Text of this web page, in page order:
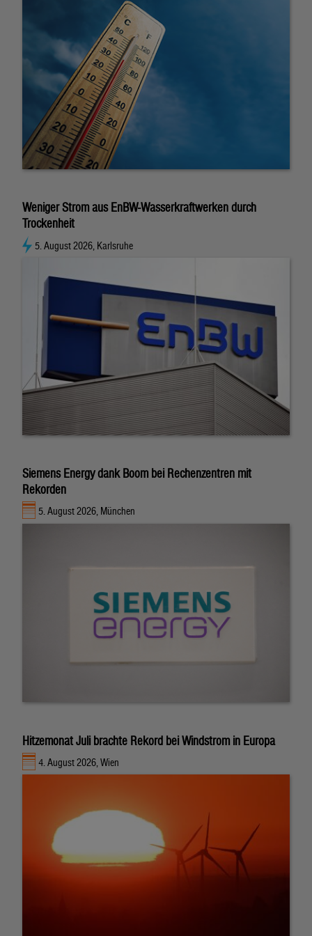
Weniger Strom aus EnBW-Wasserkraftwerken durch
Trockenheit
5. August 2026, Karlsruhe
Siemens Energy dank Boom bei Rechenzentren mit
Rekorden
5. August 2026, München
Hitzemonat Juli brachte Rekord bei Windstrom in Europa
4. August 2026, Wien